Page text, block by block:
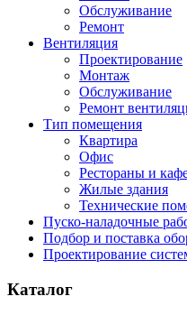
Обслуживание
Ремонт
Вентиляция
Проектирование
Монтаж
Обслуживание
Ремонт
Тип помещения
Квартира
Офис
Рестораны и
Жилые здания
Технические
Пуско-наладочные
Подбор и поставка
Проектирование
Каталог